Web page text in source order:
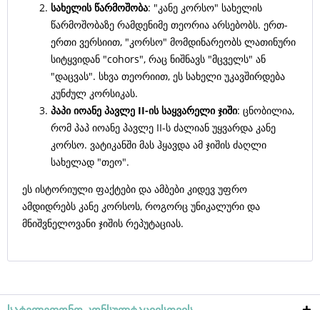
სახელის წარმოშობა: "კანე კორსო" სახელის
წარმოშობაზე რამდენიმე თეორია არსებობს. ერთ-
ერთი ვერსიით, "კორსო" მომდინარეობს ლათინური
სიტყვიდან "cohors", რაც ნიშნავს "მცველს" ან
"დაცვას". სხვა თეორიით, ეს სახელი უკავშირდება
კუნძულ კორსიკას.
პაპი იოანე პავლე II-ის საყვარელი ჯიში: ცნობილია,
რომ პაპ იოანე პავლე II-ს ძალიან უყვარდა კანე
კორსო. ვატიკანში მას ჰყავდა ამ ჯიშის ძაღლი
სახელად "თეო".
ეს ისტორიული ფაქტები და ამბები კიდევ უფრო
ამდიდრებს კანე კორსოს, როგორც უნიკალური და
მნიშვნელოვანი ჯიშის რეპუტაციას.